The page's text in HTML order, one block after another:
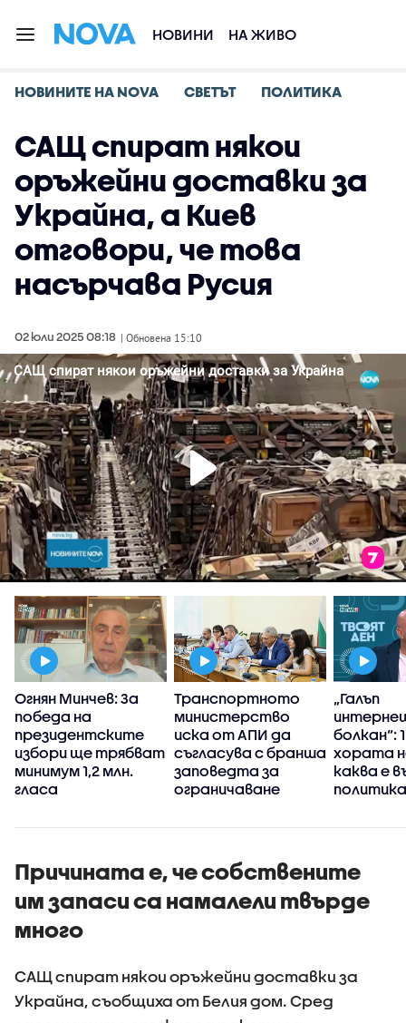
НОВИНИ НА ЖИВО
НОВИНИТЕ НА NOVA СВЕТЪТ ПОЛИТИКА
САЩ спират някои
оръжейни доставки за
Украйна, а Киев
отговори, че това
насърчава Русия
02 юли 2025 08:18 | Обновена 15:10
Огнян Минчев: За
победа на
президентските
избори ще трябват
минимум 1,2 млн.
гласа
Транспортното
министерство
иска от АПИ да
съгласува с бранша
заповедта за
ограничаване
камиони
„Галъп
болкан“:
хората
каква е
Причината е, че собствените
им запаси са намалели твърде
много
САЩ спират някои оръжейни доставки за
Украйна, съобщиха от Белия дом. Сред